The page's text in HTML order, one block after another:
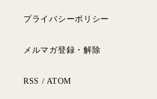
プライバシーポリシー
メルマガ登録・解除
RSS / ATOM